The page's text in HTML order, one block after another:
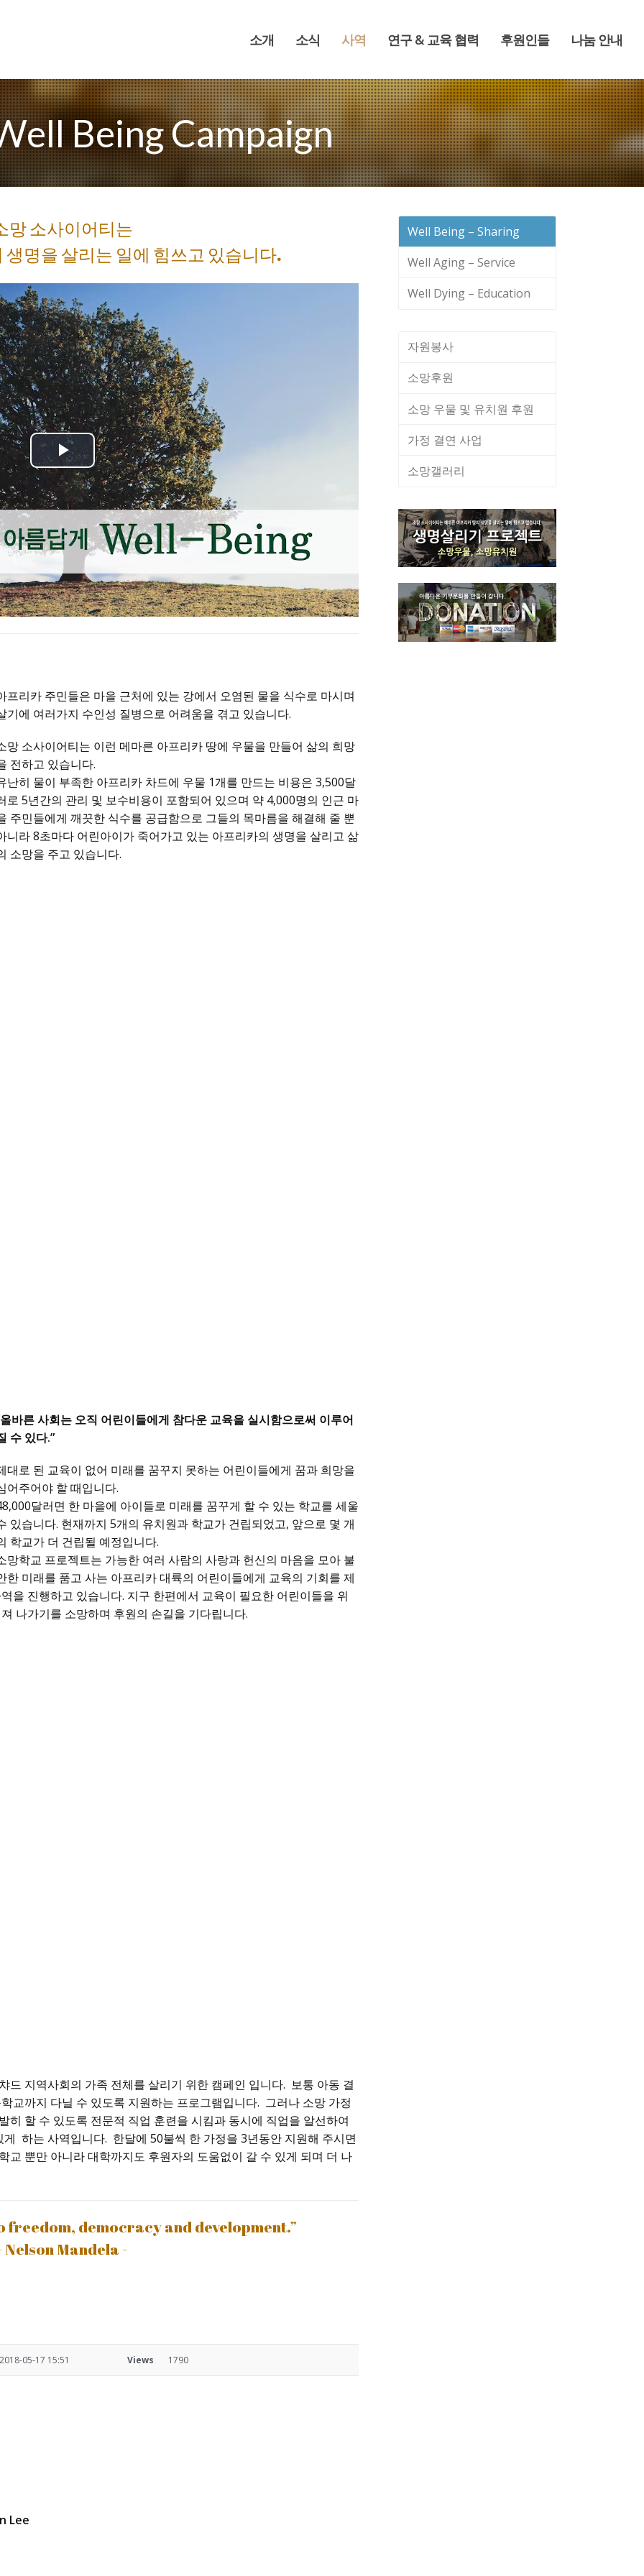
소개 소식 사역 연구 & 교육 협력 후원인들 나눔 안내
Being Campaign
망 소사이어티는
명을 살리는 일에 힘쓰고 있습니다.
Play
Video
프리카 주민들은 마을 근처에 있는 강에서 오염된 물을 식수로 마시며
기에 여러가지 수인성 질병으로 어려움을 겪고 있습니다.
망 소사이어티는 이런 메마른 아프리카 땅에 우물을 만들어 삶의 희망
전하고 있습니다.
난히 물이 부족한 아프리카 차드에 우물 1개를 만드는 비용은 3,500달
로 5년간의 관리 및 보수비용이 포함되어 있으며 약 4,000명의 인근 마
주민들에게 깨끗한 식수를 공급함으로 그들의 목마름을 해결해 줄 뿐
니라 8초마다 어린아이가 죽어가고 있는 아프리카의 생명을 살리고 삶
소망을 주고 있습니다.
바른 사회는 오직 어린이들에게 참다운 교육을 실시함으로써 이루어
수 있다.”
대로 된 교육이 없어 미래를 꿈꾸지 못하는 어린이들에게 꿈과 희망을
어주어야 할 때입니다.
달러면 한 마을에 아이들로 미래를 꿈꾸게 할 수 있는 학교를 세울
있습니다. 현재까지 5개의 유치원과 학교가 건립되었고, 앞으로 몇 개
학교가 더 건립될 예정입니다.
망학교 프로젝트는 가능한 여러 사람의 사랑과 헌신의 마음을 모아 불
한 미래를 품고 사는 아프리카 대륙의 어린이들에게 교육의 기회를 제
을 진행하고 있습니다. 지구 한편에서 교육이 필요한 어린이들을 위
나가기를 소망하며 후원의 손길을 기다립니다.
드 지역사회의 가족 전체를 살리기 위한 캠페인 입니다. 보통 아동 결
교까지 다닐 수 있도록 지원하는 프로그램입니다. 그러나 소망 가정
히 할 수 있도록 전문적 직업 훈련을 시킴과 동시에 직업을 알선하여
게 하는 사역입니다. 한달에 50불씩 한 가정을 3년동안 지원해 주시면
교 뿐만 아니라 대학까지도 후원자의 도움없이 갈 수 있게 되며 더 나
freedom, democracy and development.”
Nelson Mandela -
2018-05-17 15:51 Views 1790
Lee
Well Being – Sharing
Well Aging – Service
Well Dying – Education
자원봉사
소망후원
소망 우물 및 유치원 후원
가정 결연 사업
소망갤러리